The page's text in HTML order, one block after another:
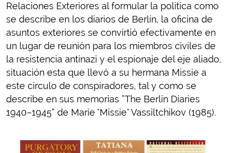
Relaciones Exteriores al formular la política como
se describe en los diarios de Berlín, la oficina de
asuntos exteriores se convirtió efectivamente en
un lugar de reunión para los miembros civiles de
la resistencia antinazi y el espionaje del eje aliado,
situación esta que llevó a su hermana Missie a
este círculo de conspiradores, tal y como se
describe en sus memorias “The Berlin Diaries
1940–1945” de Marie "Missie" Vassiltchikov (1985).